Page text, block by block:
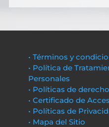
• Términos y
• Política de
Personales
• Políticas de
• Certificado de
• Políticas de
• Mapa del Sitio